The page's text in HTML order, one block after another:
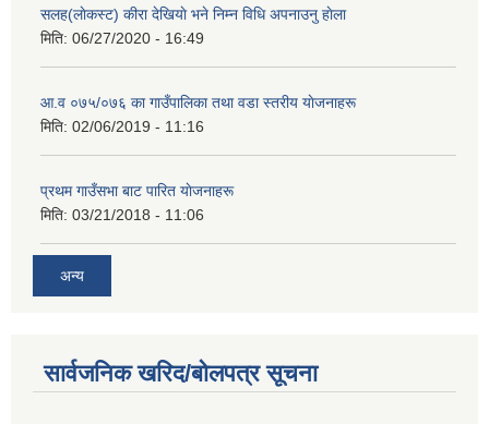
सलह(लाेकस्ट) कीरा देखियाे भने निम्न विधि अपनाउनु हाेला
मिति: 06/27/2020 - 16:49
आ‍.व ०७५/०७६ का गाउँपालिका तथा वडा स्तरीय याेजनाहरू
मिति: 02/06/2019 - 11:16
प्रथम गाउँसभा बाट पारित याेजनाहरू
मिति: 03/21/2018 - 11:06
अन्य
सार्वजनिक खरिद/बोलपत्र सूचना